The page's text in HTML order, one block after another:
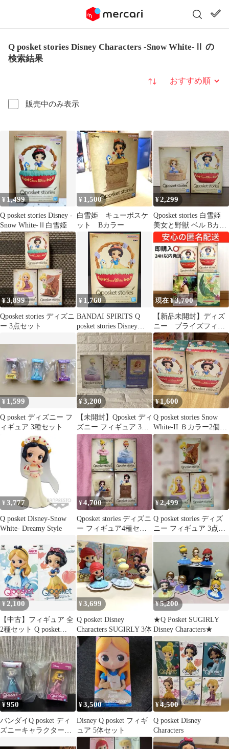
Q posket stories Disney Characters -Snow White-Ⅱ の
検索結果
販売中のみ表示
並び替え
¥ 1,499
Q posket stories Disney -
Snow White-Ⅱ白雪姫
¥ 1,500
白雪姫 キューポスケ
ット Bカラー
¥2,299
Qposket stories 白雪姫
美女と野獣 ベル Bカラ
ー 2点セット
¥3,899
Qposket stories ディズニ
ー 3点セット
¥ 1,760
BANDAI SPIRITS Q
posket stories Disney
Characters Snow White II
白雪姫B
現在 ¥3,700
【新品未開封】ディズ
ニー プライズフィギ
ュア 白雪姫 ティン
カー・ベル ４種
¥ 1,599
Q posket ディズニー フ
ィギュア 3種セット
¥3,200
【未開封】Qposket ディ
ズニー フィギュア 3種
セット
¥1,600
Q posket stories Snow
White-II Ｂカラー2個セ
ット
¥ 3,777
Q posket Disney-Snow
White- Dreamy Style
¥4,700
Qposket stories ディズニ
ー フィギュア4種セッ
ト
¥2,499
Q posket stories ディズ
ニー フィギュア 3点セ
¥2,100
【中古】フィギュア 全
2種セット Q posket
Disney Characters -
Special Coloring vol.1-
¥3,699
Q posket Disney
Characters SUGIRLY 3体
¥5,200
★Q Posket SUGIRLY
Disney Characters★
¥950
バンダイQ posket ディ
ズニーキャラクターコ
¥3,500
Disney Q posket フィギ
ュア 5体セット
¥4,500
Q posket Disney
Characters